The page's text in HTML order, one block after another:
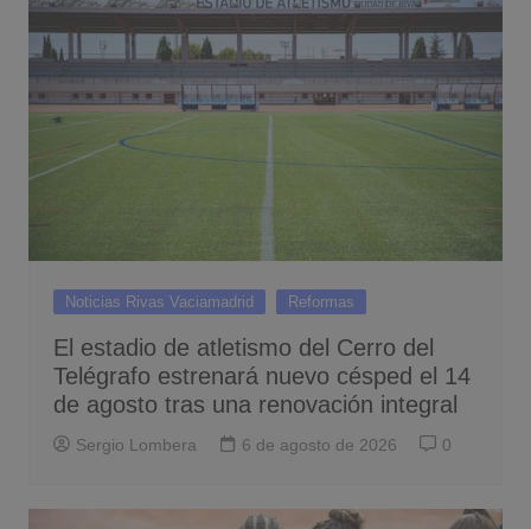
Noticias Rivas Vaciamadrid Reformas
El estadio de atletismo del Cerro del
Telégrafo estrenará nuevo césped el 14
de agosto tras una renovación integral
Sergio Lombera 6 de agosto de 2026 0